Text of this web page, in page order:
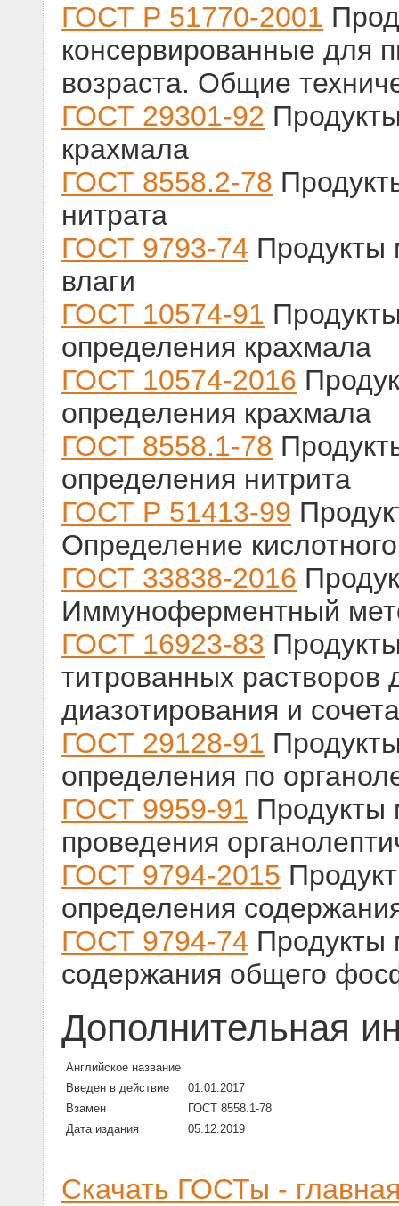
ГОСТ Р 51770-2001
консервированные для
возраста. Общие
ГОСТ 29301-92
крахмала
ГОСТ 8558.2-78
нитрата
ГОСТ 9793-74 Продукты
влаги
ГОСТ 10574-91
определения крахмала
ГОСТ 10574-2016
определения крахмала
ГОСТ 8558.1-78
определения нитрита
ГОСТ Р 51413-99
Определение
ГОСТ 33838-2016
Иммуноферментный
ГОСТ 16923-83
титрованных
диазотирования и
ГОСТ 29128-91
определения по
ГОСТ 9959-91
проведения
ГОСТ 9794-2015
определения
ГОСТ 9794-74 Продукты
содержания общего
Дополнительная
Английское название
Введен в действие
01.01.2017
Взамен
ГОСТ 8558.1-78
Дата издания
05.12.2019
Скачать ГОСТы -